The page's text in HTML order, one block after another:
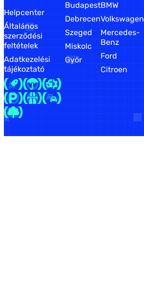
Helpcenter
Általános
szerződési
feltételek
Adatkezelési
tájékoztató
Budapest
Debrecen
Szeged
Miskolc
Győr
BMW
Volkswagen
Mercedes-
Benz
Ford
Citroen